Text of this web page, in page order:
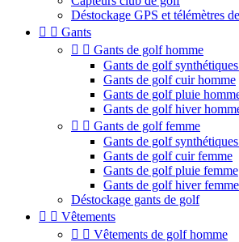
Déstockage GPS et télémètres
  Gants
  Gants de golf homme
Gants de golf
Gants de golf cuir homme
Gants de golf pluie
Gants de golf hiver
  Gants de golf femme
Gants de golf
Gants de golf cuir femme
Gants de golf pluie femme
Gants de golf hiver femme
Déstockage gants de golf
  Vêtements
  Vêtements de golf homme